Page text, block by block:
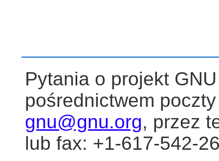
Pytania o projekt
pośrednictwem
gnu@gnu.org, przez
lub fax: +1-617-542-